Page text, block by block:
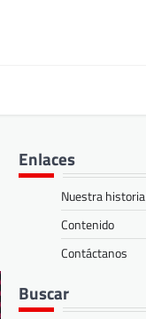
Enlaces
Nuestra historia
Contenido
Contáctanos
Buscar